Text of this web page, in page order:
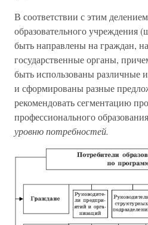
В соответствии с этим
образовательного учреждения
быть направлены на граждан,
государственные органы,
быть использованы различные
и сформированы разные
рекомендовать сегментацию
профессионального
уровню потребностей.